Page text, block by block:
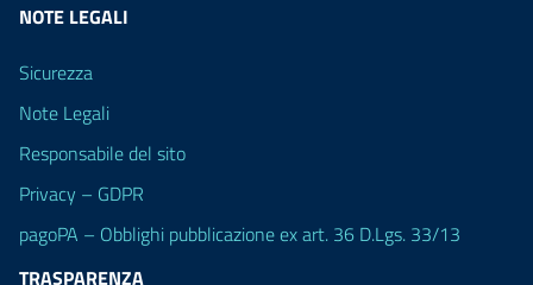
NOTE LEGALI
Sicurezza
Note Legali
Responsabile del sito
Privacy – GDPR
pagoPA – Obblighi pubblicazione ex art. 36 D.Lgs. 33/13
TRASPARENZA